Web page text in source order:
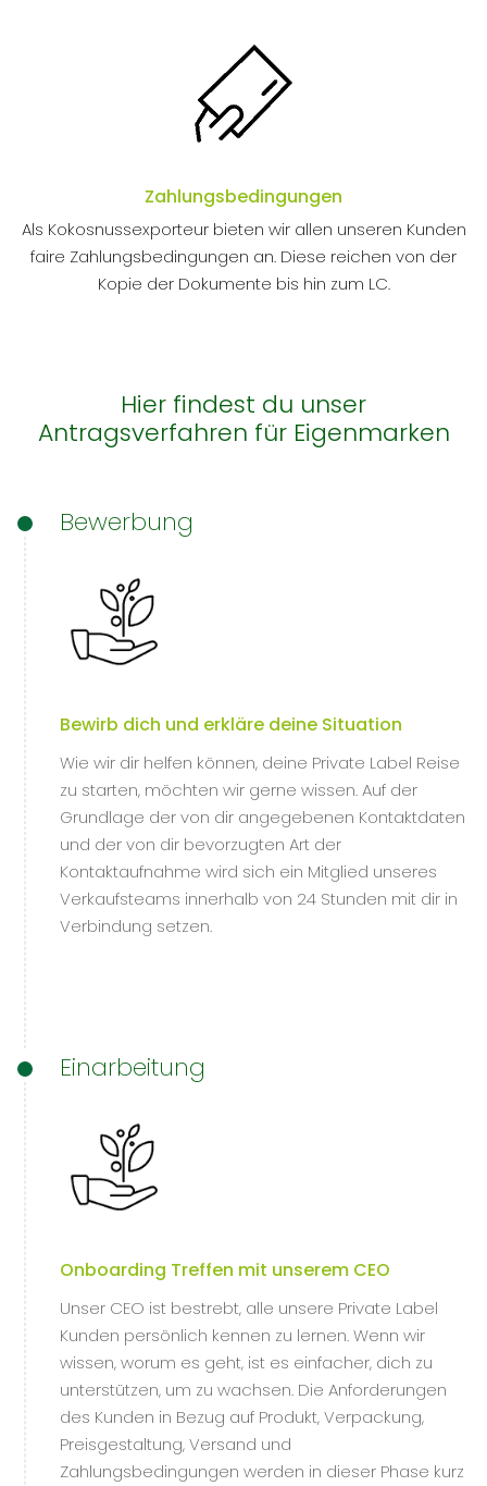
Zahlungsbedingungen
Als Kokosnussexporteur bieten wir allen unseren Kunden
faire Zahlungsbedingungen an. Diese reichen von der
Kopie der Dokumente bis hin zum LC.
Hier findest du unser
Antragsverfahren für Eigenmarken
Bewerbung
Bewirb dich und erkläre deine Situation
Wie wir dir helfen können, deine Private Label Reise
zu starten, möchten wir gerne wissen. Auf der
Grundlage der von dir angegebenen Kontaktdaten
und der von dir bevorzugten Art der
Kontaktaufnahme wird sich ein Mitglied unseres
Verkaufsteams innerhalb von 24 Stunden mit dir in
Verbindung setzen.
Einarbeitung
Onboarding Treffen mit unserem CEO
Unser CEO ist bestrebt, alle unsere Private Label
Kunden persönlich kennen zu lernen. Wenn wir
wissen, worum es geht, ist es einfacher, dich zu
unterstützen, um zu wachsen. Die Anforderungen
des Kunden in Bezug auf Produkt, Verpackung,
Preisgestaltung, Versand und
Zahlungsbedingungen werden in dieser Phase kurz